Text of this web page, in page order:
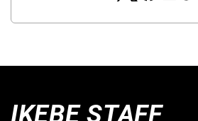
IKEBE STAFF